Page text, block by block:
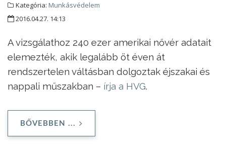
Kategória: Munkásvédelem
2016.04.27. 14:13
A vizsgálathoz 240 ezer amerikai nővér adatait
elemezték, akik legalább öt éven át
rendszertelen váltásban dolgoztak éjszakai és
nappali műszakban – írja a HVG.
BŐVEBBEN ...